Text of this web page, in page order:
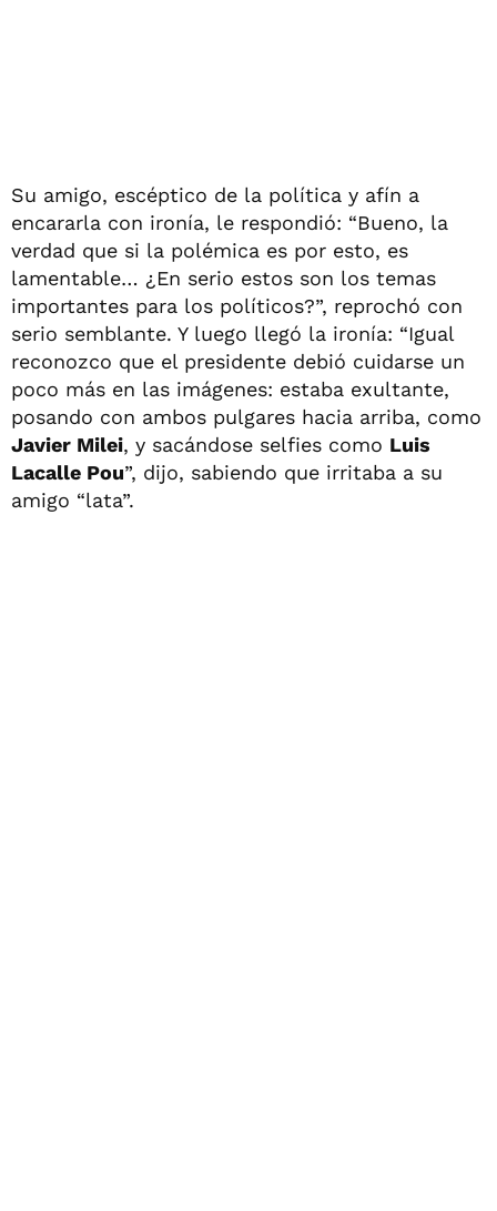
Su amigo, escéptico de la política y afín a
encararla con ironía, le respondió: “Bueno, la
verdad que si la polémica es por esto, es
lamentable… ¿En serio estos son los temas
importantes para los políticos?”, reprochó con
serio semblante. Y luego llegó la ironía: “Igual
reconozco que el presidente debió cuidarse un
poco más en las imágenes: estaba exultante,
posando con ambos pulgares hacia arriba, como
Javier Milei, y sacándose selfies como Luis
Lacalle Pou”, dijo, sabiendo que irritaba a su
amigo “lata”.